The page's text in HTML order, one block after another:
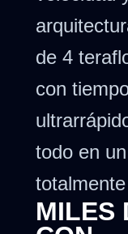
de 4
con
todo en
MILES